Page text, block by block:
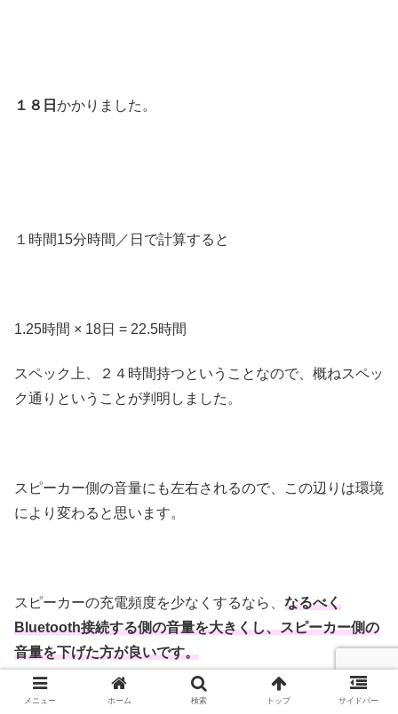
１８日 かかりました。
１時間15分時間／日で計算すると
1.25時間 × 18日 = 22.5時間
スペック上、２４時間持つということなので、概ねスペッ
ク通りということが判明しました。
スピーカー側の音量にも左右されるので、この辺りは環境
により変わると思います。
スピーカーの充電頻度を少なくするなら、 なるべく
Bluetooth接続する側の音量を大きくし、スピーカー側の
音量を下げた方が良いです。
メニュー ホーム 検索 トップ サイドバー